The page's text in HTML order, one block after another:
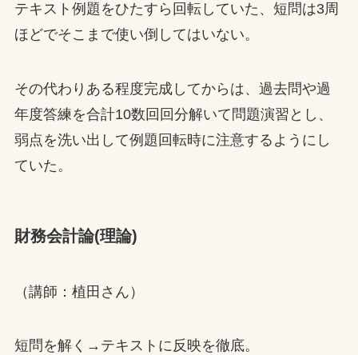
テキスト例題をひたすら回転していた、短問は3周
ほどでそこまで使い倒してはいない。
その代わりある程度完成してからは、過去問や過
年度答練を合計10数回回分解いて問題演習とし、
弱点を洗い出して例題回転時に注意するようにし
ていた。
財務会計論(理論)
（講師：植田さん）
短問を解く→テキストに反映を徹底。